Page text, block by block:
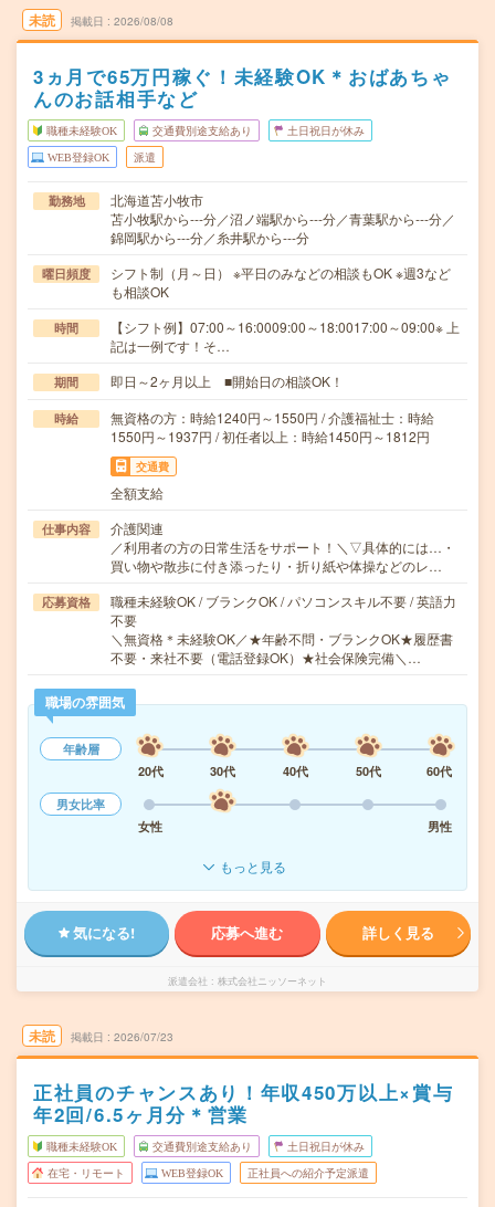
未読 掲載日 2026/08/08
3ヵ月で65万円稼ぐ！未経験OK＊おばあちゃ
んのお話相手など
職種未経験OK 交通費別途支給あり 土日祝日が休み
WEB登録OK 派遣
勤務地
北海道苫小牧市
苫小牧駅から---分／沼ノ端駅から---分／青葉駅から---分／
錦岡駅から---分／糸井駅から---分
曜日頻度
シフト制（月～日） ※平日のみなどの相談もOK ※週3など
も相談OK
時間
【シフト例】07:00～16:0009:00～18:0017:00～09:00※ 上
記は一例です！そ…
期間 即日～2ヶ月以上 ■開始日の相談OK！
時給
無資格の方：時給1240円～1550円 / 介護福祉士：時給
1550円～1937円 / 初任者以上：時給1450円～1812円
交通費
全額支給
仕事内容
介護関連
／利用者の方の日常生活をサポート！＼▽具体的には…・
買い物や散歩に付き添ったり・折り紙や体操などのレ…
応募資格
職種未経験OK / ブランクOK / パソコンスキル不要 / 英語力
不要
＼無資格＊未経験OK／★年齢不問・ブランクOK★履歴書
不要・来社不要（電話登録OK）★社会保険完備＼…
職場の雰囲気
年齢層
20代
30代 40代 50代
60代
男女比率
女性
男性
もっと見る
気になる! 応募へ進む 詳しく見る
派遣会社 株式会社ニッソーネット
未読 掲載日 2026/07/23
正社員のチャンスあり！年収450万以上×賞与
年2回/6.5ヶ月分＊営業
職種未経験OK 交通費別途支給あり 土日祝日が休み
在宅・リモート WEB登録OK 正社員への紹介予定派遣